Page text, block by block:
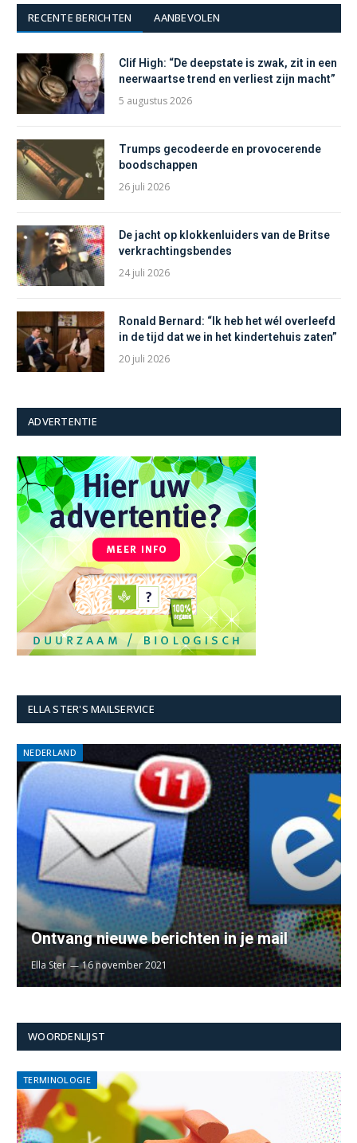
RECENTE BERICHTEN AANBEVOLEN
Clif High: “De deepstate is zwak, zit in een
neerwaartse trend en verliest zijn macht”
5 augustus 2026
Trumps gecodeerde en provocerende
boodschappen
26 juli 2026
De jacht op klokkenluiders van de Britse
verkrachtingsbendes
24 juli 2026
Ronald Bernard: “Ik heb het wél overleefd
in de tijd dat we in het kindertehuis zaten”
20 juli 2026
ADVERTENTIE
ELLA STER'S MAILSERVICE
NEDERLAND
Ontvang nieuwe berichten in je mail
Ella Ster 16 november 2021
WOORDENLIJST
TERMINOLOGIE